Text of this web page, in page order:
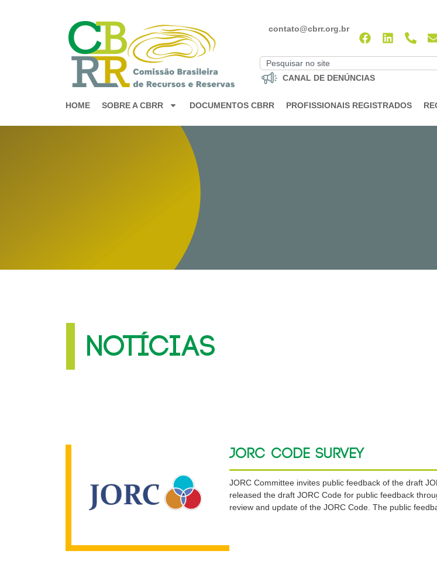
contato@cbrr.org.br
CANAL DE DENÚNCIAS
HOME SOBRE A CBRR DOCUMENTOS CBRR PROFISSIONAIS REGISTRADOS
NOTÍCIAS
Jorc Code Survey
JORC Committee invites public feedback of the draft
released the draft JORC Code for public feedback
review and update of the JORC Code. The public